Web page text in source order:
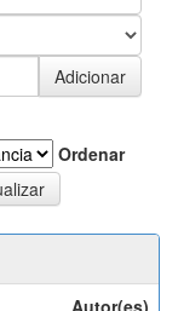
Ordenar
Autor(es)